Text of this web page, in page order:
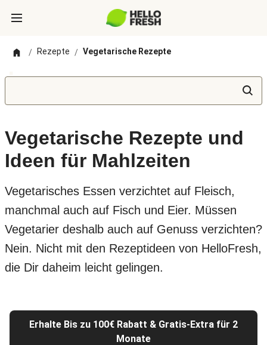
/ Rezepte / Vegetarische Rezepte
Vegetarische Rezepte und
Ideen für Mahlzeiten
Vegetarisches Essen verzichtet auf Fleisch,
manchmal auch auf Fisch und Eier. Müssen
Vegetarier deshalb auch auf Genuss verzichten?
Nein. Nicht mit den Rezeptideen von HelloFresh,
die Dir daheim leicht gelingen.
Erhalte Bis zu 100€ Rabatt & Gratis-Extra für 2
Monate